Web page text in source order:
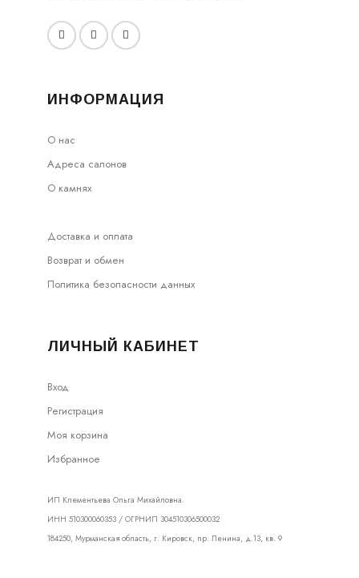
ИНФОРМАЦИЯ
О нас
Адреса салонов
О камнях
Доставка и оплата
Возврат и обмен
Политика безопасности данных
ЛИЧНЫЙ КАБИНЕТ
Вход
Регистрация
Моя корзина
Избранное
ИП Клементьева Ольга Михайловна.
ИНН 510300060353 / ОГРНИП 304510306500032
184250, Мурманская область, г. Кировск, пр. Ленина, д.13, кв. 9